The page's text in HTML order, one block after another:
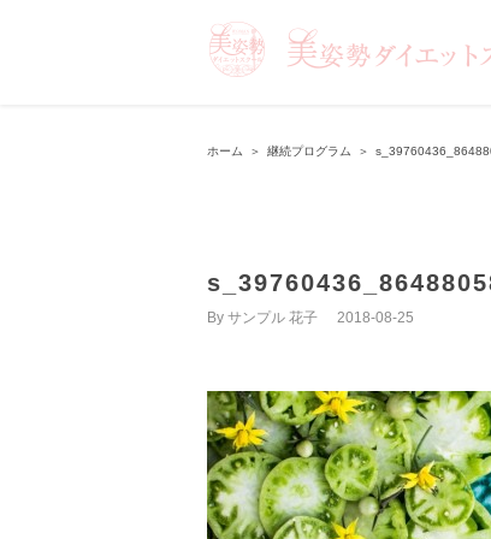
ホーム ＞ 継続プログラム ＞
By サンプル 花子 2018-08-25